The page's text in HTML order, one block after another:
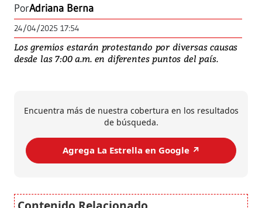
PorAdriana Berna
24/04/2025 17:54
Los gremios estarán protestando por diversas causas
desde las 7:00 a.m. en diferentes puntos del país.
Encuentra más de nuestra cobertura en los resultados
de búsqueda.
Agrega La Estrella en Google ↗️